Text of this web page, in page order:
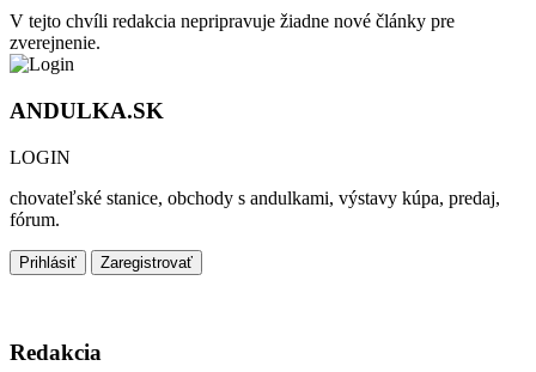
V tejto chvíli redakcia nepripravuje žiadne nové články pre
zverejnenie.
ANDULKA.SK
LOGIN
chovateľské stanice, obchody s andulkami, výstavy kúpa, predaj,
fórum.
Prihlásiť Zaregistrovať
Redakcia